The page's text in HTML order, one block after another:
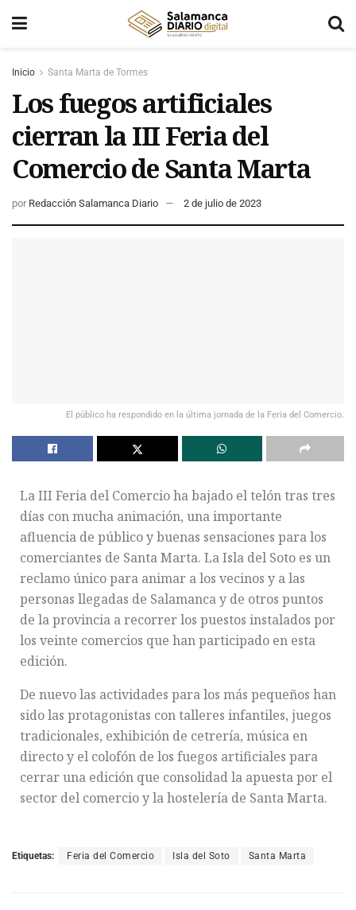
Inicio Santa Marta de Tormes
Los fuegos artificiales
cierran la III Feria del
Comercio de Santa Marta
por Redacción Salamanca Diario 2 de julio de 2023
El público ha respondido en la última jornada de la Feria del Comercio.
La III Feria del Comercio ha bajado el telón tras tres
días con mucha animación, una importante
afluencia de público y buenas sensaciones para los
comerciantes de Santa Marta. La Isla del Soto es un
reclamo único para animar a los vecinos y a las
personas llegadas de Salamanca y de otros puntos
de la provincia a recorrer los puestos instalados por
los veinte comercios que han participado en esta
edición.
De nuevo las actividades para los más pequeños han
sido las protagonistas con talleres infantiles, juegos
tradicionales, exhibición de cetrería, música en
directo y el colofón de los fuegos artificiales para
cerrar una edición que consolidad la apuesta por el
sector del comercio y la hostelería de Santa Marta.
Etiquetas: Feria del Comercio Isla del Soto Santa Marta